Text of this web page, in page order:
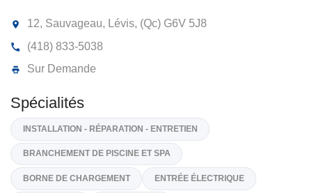
ENTREPRENEUR ÉLECTRICIEN P.
BOUTIN INC
12, Sauvageau, Lévis, (Qc)G6V 5J8
(418) 833-5038
Sur Demande